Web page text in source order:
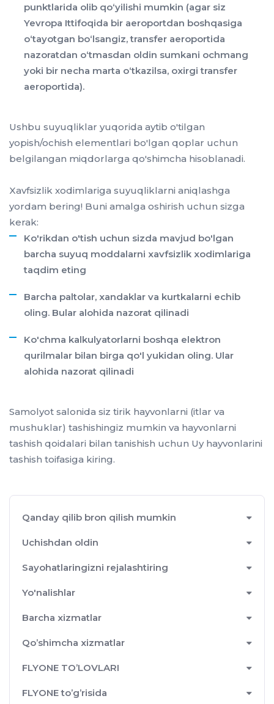
Qanday qilib bron qilish mumkin
Uchishdan oldin
Sayohatlaringizni rejalashtiring
Yo'nalishlar
Barcha xizmatlar
Qo’shimcha xizmatlar
FLYONE TO’LOVLARI
FLYONE to’g’risida
punktlarida olib qo‘yilishi mumkin (agar siz
Yevropa Ittifoqida bir aeroportdan boshqasiga
o‘tayotgan bo‘lsangiz, transfer aeroportida
nazoratdan o‘tmasdan oldin sumkani ochmang
yoki bir necha marta o‘tkazilsa, oxirgi transfer
aeroportida).
Ushbu suyuqliklar yuqorida aytib o'tilgan
yopish/ochish elementlari bo'lgan qoplar uchun
belgilangan miqdorlarga qo'shimcha hisoblanadi.
Xavfsizlik xodimlariga suyuqliklarni aniqlashga
yordam bering! Buni amalga oshirish uchun sizga
kerak:
Ko'rikdan o'tish uchun sizda mavjud bo'lgan
barcha suyuq moddalarni xavfsizlik xodimlariga
taqdim eting
Barcha paltolar, xandaklar va kurtkalarni echib
oling. Bular alohida nazorat qilinadi
Ko'chma kalkulyatorlarni boshqa elektron
qurilmalar bilan birga qo'l yukidan oling. Ular
alohida nazorat qilinadi
Samolyot salonida siz tirik hayvonlarni (itlar va
mushuklar) tashishingiz mumkin va hayvonlarni
tashish qoidalari bilan tanishish uchun Uy hayvonlarini
tashish toifasiga kiring.